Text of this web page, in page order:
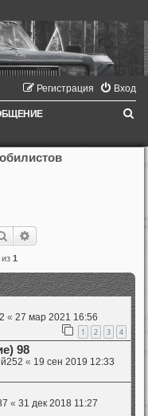
Вход
Регистрация
Поиск
1
« 27 мар 2021 16:56
1 2 3 4
98
« 19 сен 2019 12:33
« 31 дек 2018 11:27